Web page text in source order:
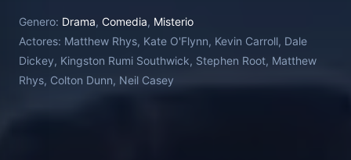
Genero: Drama, Comedia, Misterio
Actores: Matthew Rhys, Kate O'Flynn, Kevin Carroll, Dale
Dickey, Kingston Rumi Southwick, Stephen Root, Matthew
Rhys, Colton Dunn, Neil Casey